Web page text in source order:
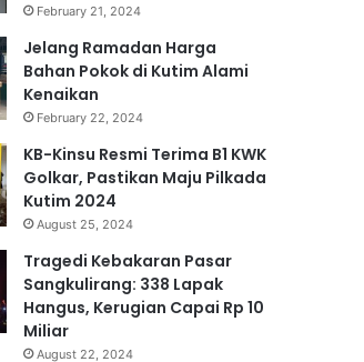
February 21, 2024
Jelang Ramadan Harga
Bahan Pokok di Kutim Alami
Kenaikan
February 22, 2024
KB-Kinsu Resmi Terima B1 KWK
Golkar, Pastikan Maju Pilkada
Kutim 2024
August 25, 2024
Tragedi Kebakaran Pasar
Sangkulirang: 338 Lapak
Hangus, Kerugian Capai Rp 10
Miliar
August 22, 2024